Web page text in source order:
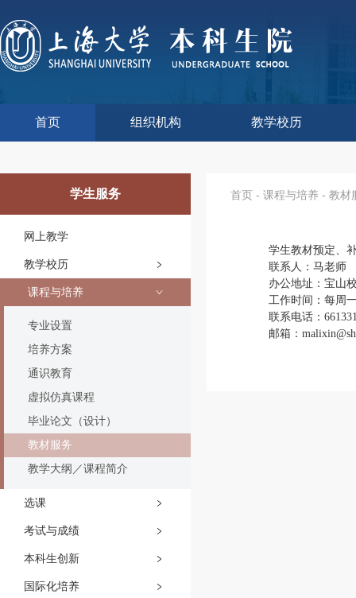
首页 组织机构 教学校历
学生服务
网上教学
教学校历
课程与培养
专业设置
培养方案
通识教育
虚拟仿真课程
毕业论文（设计）
教材服务
教学大纲／课程简介
选课
考试与成绩
本科生创新
国际化培养
首页 - 课程与培养 - 教材
学生教材预定、
联系人：马老师
办公地址：宝山
工作时间：每周
联系电话：
邮箱：